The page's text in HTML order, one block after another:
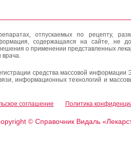
отпускаемых по рецепту,
содержащаяся на сайте, не
о применении представленных
врача.
средства массовой
информационных технологий и
соглашение Политика
©Справочник Видаль